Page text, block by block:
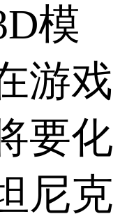
模
游戏
要化
尼克